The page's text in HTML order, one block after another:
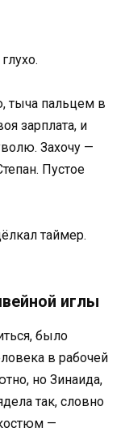
тыча пальцем в
зарплата, и
Захочу —
Пустое
таймер.
иглы
было
в рабочей
но Зинаида,
так, словно
—